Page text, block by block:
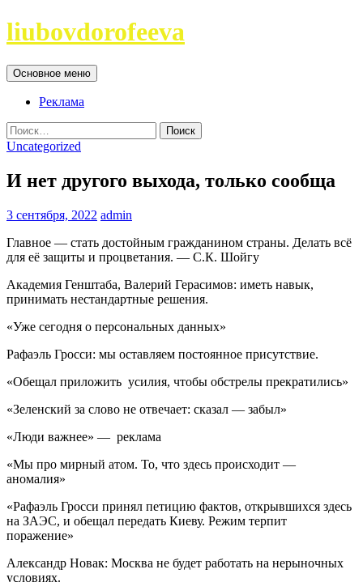
Перейти
к
liubovdorofeeva
Поиск
Основное меню
Реклама
Найти:
Uncategorized
И нет другого выхода, только сообща
3 сентября, 2022 admin
Главное — стать достойным гражданином страны. Делать всё
для её защиты и процветания. — С.К. Шойгу
Академия Генштаба, Валерий Герасимов: иметь навык,
принимать нестандартные решения.
«Уже сегодня о персональных данных»
Рафаэль Гросси: мы оставляем постоянное присутствие.
«Обещал приложить усилия, чтобы обстрелы прекратились»
«Зеленский за слово не отвечает: сказал — забыл»
«Люди важнее» — реклама
«Мы про мирный атом. То, что здесь происходит —
аномалия»
«Рафаэль Гросси принял петицию фактов, открывшихся здесь
на ЗАЭС, и обещал передать Киеву. Режим терпит
поражение»
Александр Новак: Москва не будет работать на нерыночных
условиях.